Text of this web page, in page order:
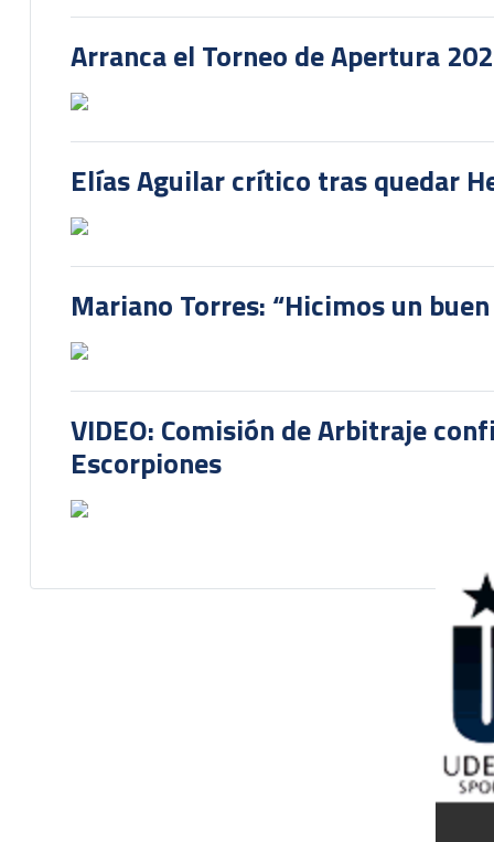
Arranca el Torneo de Apertura
Elías Aguilar crítico tras quedar
Mariano Torres: “Hicimos un
VIDEO: Comisión de Arbitraje
Escorpiones